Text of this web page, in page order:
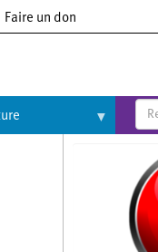
Faire un don